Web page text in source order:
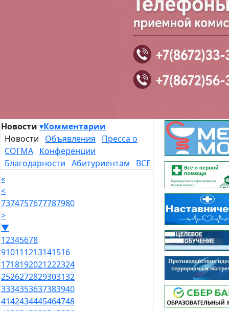
Новости ▾Комментарии
Новости Объявления
Пресса о
СОГМА Конференции
Благодарности Абитуриентам
ВСЕ
«
<
7374757677787980
>
▼
12345678
910111213141516
1718192021222324
2526272829303132
3334353637383940
4142434445464748